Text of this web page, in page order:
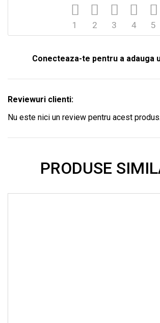
5
4
3
2
1
Conecteaza-te pentru a adauga
Reviewuri clienti:
Nu este nici un review pentru acest produs.
PRODUSE